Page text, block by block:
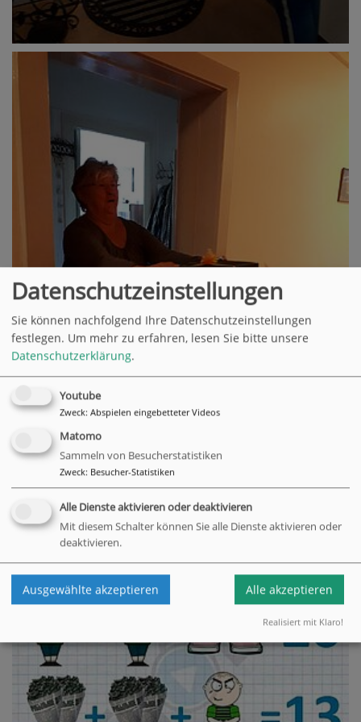
Datenschutzeinstellungen
Sie können nachfolgend Ihre Datenschutzeinstellungen
festlegen. Um mehr zu erfahren, lesen Sie bitte unsere
Datenschutzerklärung.
Youtube
Zweck: Abspielen eingebetteter Videos
Matomo
Sammeln von Besucherstatistiken
Zweck: Besucher-Statistiken
Alle Dienste aktivieren oder deaktivieren
Mit diesem Schalter können Sie alle Dienste aktivieren oder
deaktivieren.
Ausgewählte akzeptieren Alle akzeptieren
Realisiert mit Klaro!